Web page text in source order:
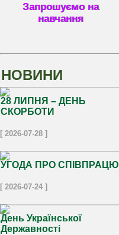
Запрошуємо на
навчання
НОВИНИ
28 ЛИПНЯ – ДЕНЬ
СКОРБОТИ
[ 2026-07-28 ]
УГОДА ПРО СПІВПРАЦЮ
[ 2026-07-24 ]
День Української
Державності